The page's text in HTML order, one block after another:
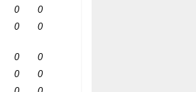
0
0
0 0
0
0
0
0